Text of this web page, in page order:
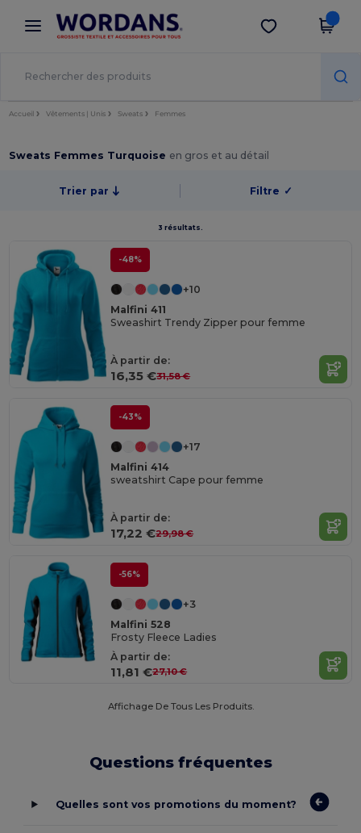
× Appli Wordans
Meilleurs prix sur l’app !
Obtenir l'appli
Accueil Vêtements | Unis Sweats Femmes
Sweats Femmes Turquoise en gros et au détail
Trier par Filtre ✓
3 résultats.
-48%
+10
Malfini 411
Sweashirt Trendy Zipper pour femme
À partir de:
16,35 €31,58 €
-43%
+17
Malfini 414
sweatshirt Cape pour femme
À partir de:
17,22 €29,98 €
-56%
+3
Malfini 528
Frosty Fleece Ladies
À partir de:
11,81 €27,10 €
Affichage De Tous Les Produits.
Questions fréquentes
Quelles sont vos promotions du moment?